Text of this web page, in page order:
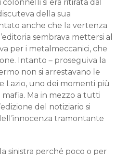
si era ritirata dal
della sua
anche che la vertenza
sembrava mettersi al
per i metalmeccanici, che
Intanto – proseguiva la
non si arrestavano le
Lazio, uno dei momenti più
Ma in mezzo a tutti
del notiziario si
tramontante
sinistra perché poco o per